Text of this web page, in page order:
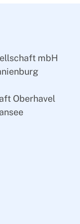
mbH
Oberhavel